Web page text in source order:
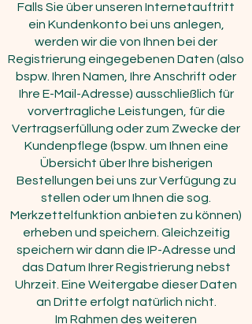
Falls Sie über unseren Internetauftritt
ein Kundenkonto bei uns anlegen,
werden wir die von Ihnen bei der
Registrierung eingegebenen Daten (also
bspw. Ihren Namen, Ihre Anschrift oder
Ihre E-Mail-Adresse) ausschließlich für
vorvertragliche Leistungen, für die
Vertragserfüllung oder zum Zwecke der
Kundenpflege (bspw. um Ihnen eine
Übersicht über Ihre bisherigen
Bestellungen bei uns zur Verfügung zu
stellen oder um Ihnen die sog.
Merkzettelfunktion anbieten zu können)
erheben und speichern. Gleichzeitig
speichern wir dann die IP-Adresse und
das Datum Ihrer Registrierung nebst
Uhrzeit. Eine Weitergabe dieser Daten
an Dritte erfolgt natürlich nicht.
Im Rahmen des weiteren